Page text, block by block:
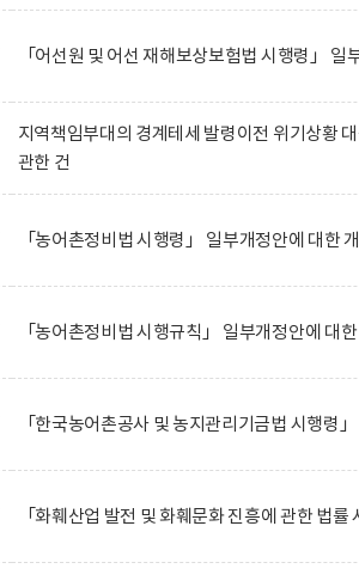
「어선원 및 어선 재해보상보험법 시행령」
지역책임부대의 경계테세 발령이전 위기상황
관한 건
「농어촌정비법 시행령」 일부개정안에 대한
「농어촌정비법 시행규칙」 일부개정안에 대
「한국농어촌공사 및 농지관리기금법 시행령
「화훼산업 발전 및 화훼문화 진흥에 관한 법